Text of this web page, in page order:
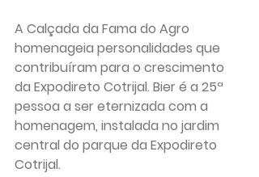
A Calçada da Fama do Agro
homenageia personalidades que
contribuíram para o crescimento
da Expodireto Cotrijal. Bier é a 25ª
pessoa a ser eternizada com a
homenagem, instalada no jardim
central do parque da Expodireto
Cotrijal.